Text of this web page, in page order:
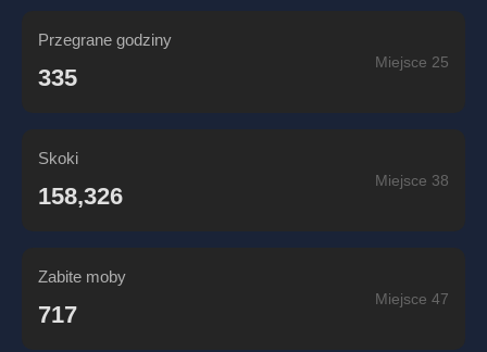
Przegrane godziny
335
Miejsce 25
Skoki
158,326
Miejsce 38
Zabite moby
717
Miejsce 47